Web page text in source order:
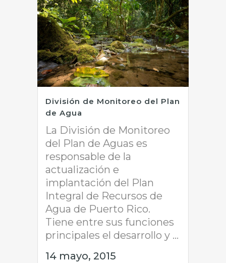
División de Monitoreo del Plan
de Agua
La División de Monitoreo
del Plan de Aguas es
responsable de la
actualización e
implantación del Plan
Integral de Recursos de
Agua de Puerto Rico.
Tiene entre sus funciones
principales el desarrollo y ...
14 mayo, 2015